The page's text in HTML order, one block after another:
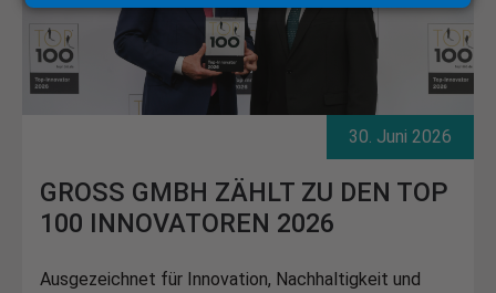
30. Juni 2026
GROSS GMBH ZÄHLT ZU DEN TOP
100 INNOVATOREN 2026
Ausgezeichnet für Innovation, Nachhaltigkeit und